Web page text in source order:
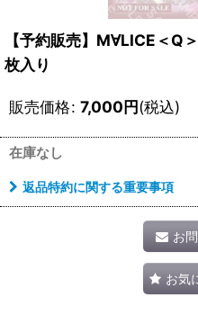
【予約販売】M∀LICE＜Q
枚入り
販売価格: 7,000円(税込)
在庫なし
返品特約に関する重要事項
お
お気